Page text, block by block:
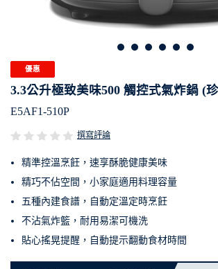
優惠
3.3公升極致美味500 觸控式氣炸鍋 (
E5AF1-510P
撰寫評論
精準控溫烹飪，速享酥脆健康美味
精巧不佔空間，小家庭適用料理容量
五種內建食譜，自動定溫定時烹飪
不沾氣炸籃，耐用易潔可機洗
貼心搖晃提醒，自動提示翻動食材時間